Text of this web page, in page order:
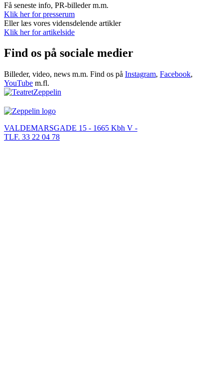
Få seneste info, PR-billeder m.m.
Klik her for presserum
Eller læs vores vidensdelende artikler
Klik her for artikelside
Find os på sociale medier
Billeder, video, news m.m. Find os på Instagram, Facebook,
YouTube m.fl.
VALDEMARSGADE 15 - 1665 Kbh V -
TLF. 33 22 04 78